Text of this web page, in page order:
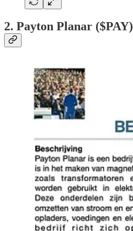
2. Payton Planar ($PAY)